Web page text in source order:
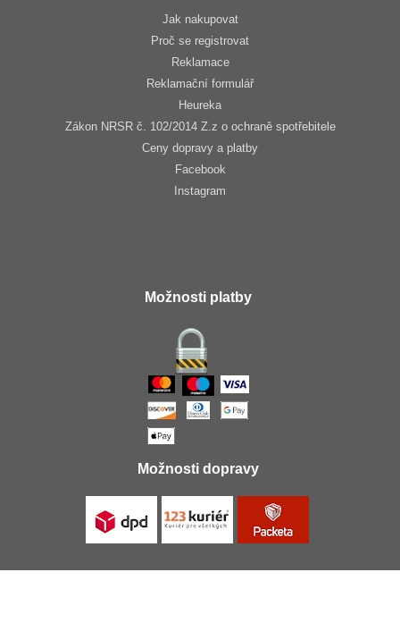
Jak nakupovat
Proč se registrovat
Reklamace
Reklamační formulář
Heureka
Zákon NRSR č. 102/2014 Z.z o ochraně spotřebitele
Ceny dopravy a platby
Facebook
Instagram
Možnosti platby
Možnosti dopravy